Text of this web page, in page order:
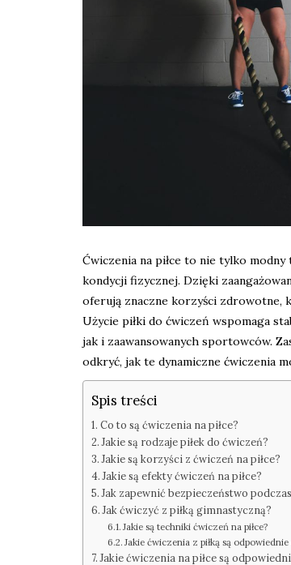
Ćwiczenia na piłce to nie tylko
kondycji fizycznej. Dzięki
oferują znaczne korzyści zdrowotne,
Użycie piłki do ćwiczeń wspomaga
jak i zaawansowanych sportowców.
odkryć, jak te dynamiczne ćwiczenia
Spis treści
Co to są ćwiczenia na piłce?
Jakie są rodzaje piłek do ćwiczeń?
Jakie są korzyści z ćwiczeń na piłce?
Jakie są efekty ćwiczeń na piłce?
Jak zapewnić bezpieczeństwo
Jak ćwiczyć z piłką gimnastyczną?
Jakie są techniki ćwiczeń na piłce?
Jakie ćwiczenia z piłką są
Jakie ćwiczenia na piłce są